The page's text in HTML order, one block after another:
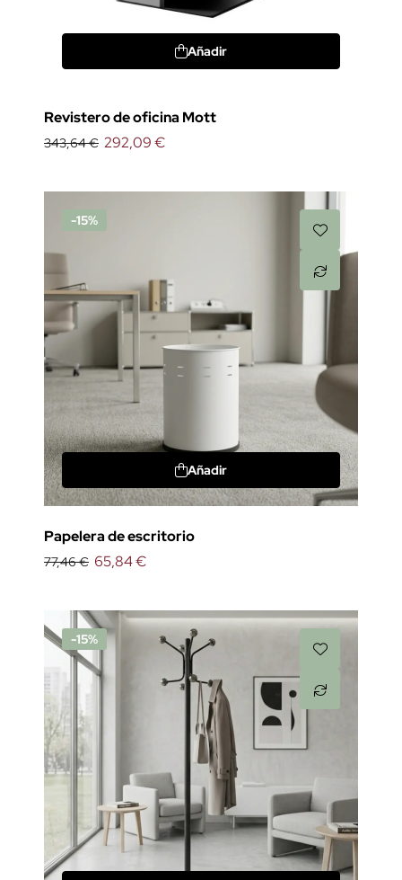
Añadir
Revistero de oficina Mott
343,64 € 292,09 €
-15%
Añadir
Papelera de escritorio
77,46 € 65,84 €
-15%